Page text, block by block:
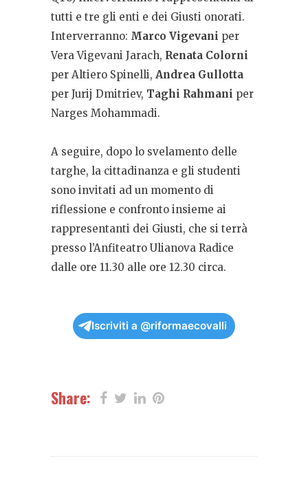
tutti e tre gli enti e dei Giusti onorati.
Interverranno: Marco Vigevani per
Vera Vigevani Jarach, Renata Colorni
per Altiero Spinelli, Andrea Gullotta
per Jurij Dmitriev, Taghi Rahmani per
Narges Mohammadi.
A seguire, dopo lo svelamento delle
targhe, la cittadinanza e gli studenti
sono invitati ad un momento di
riflessione e confronto insieme ai
rappresentanti dei Giusti, che si terrà
presso l’Anfiteatro Ulianova Radice
dalle ore 11.30 alle ore 12.30 circa.
Iscriviti a @riformaecovalli
Share: